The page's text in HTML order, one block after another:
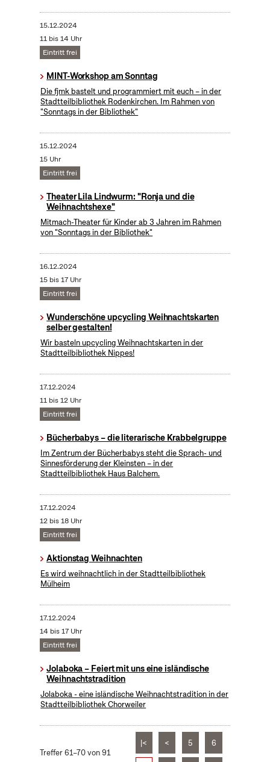
15.12.2024
11 bis 14 Uhr
Eintritt frei
MINT-Workshop am Sonntag
Die fjmk bastelt und programmiert mit euch – in der
Stadtteilbibliothek Rodenkirchen. Im Rahmen von
"Sonntags in der Bibliothek"
15.12.2024
15 Uhr
Eintritt frei
Theater Lila Lindwurm: "Ronja und die
Weihnachtshexe"
Mitmach-Theater für Kinder ab 3 Jahren im Rahmen
von "Sonntags in der Bibliothek"
16.12.2024
15 bis 17 Uhr
Eintritt frei
Wunderschöne upcycling Weihnachtskarten
selber gestalten!
Wir basteln upcycling Weihnachtskarten in der
Stadtteilbibliothek Nippes!
17.12.2024
11 bis 12 Uhr
Eintritt frei
Bücherbabys – die literarische Krabbelgruppe
Im Zentrum der Bücherbabys steht die Sprach- und
Sinnesförderung der Kleinsten – in der
Stadtteilbibliothek Haus Balchem.
17.12.2024
12 bis 18 Uhr
Eintritt frei
Aktionstag Weihnachten
Es wird weihnachtlich in der Stadtteilbibliothek
Mülheim
17.12.2024
14 bis 17 Uhr
Eintritt frei
Jolaboka – Feiert mit uns eine isländische
Weihnachtstradition
Jolaboka - eine isländische Weihnachtstradition in der
Stadtteilbibliothek Chorweiler
Treffer 61–70 von 91
|< < 5 6